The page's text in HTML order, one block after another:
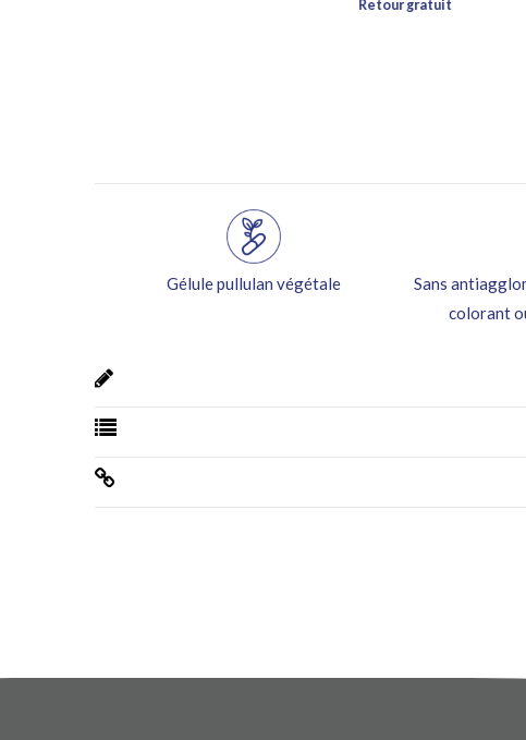
Gélule pullulan végétale
Sans
colorant